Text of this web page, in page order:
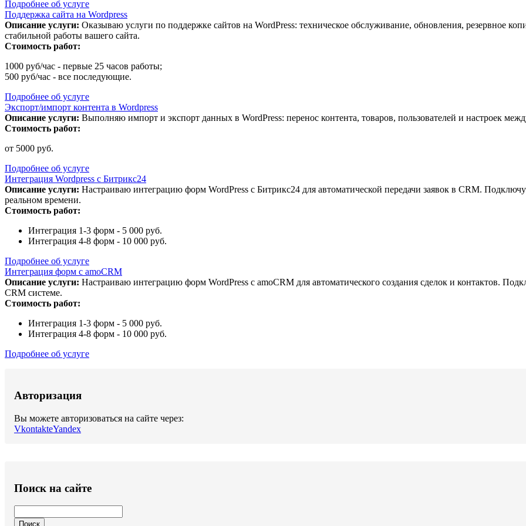
Подробнее об услуге
Поддержка сайта на Wordpress
Описание услуги: Оказываю услуги по поддержке сайтов на WordPress: техническое обслуживание, обновления, резервное
стабильной работы вашего сайта.
Стоимость работ:
1000 руб/час - первые 25 часов работы;
500 руб/час - все последующие.
Подробнее об услуге
Экспорт/импорт контента в Wordpress
Описание услуги: Выполняю импорт и экспорт данных в WordPress: перенос контента, товаров, пользователей и настроек
Стоимость работ:
от 5000 руб.
Подробнее об услуге
Интеграция Wordpress с Битрикс24
Описание услуги: Настраиваю интеграцию форм WordPress с Битрикс24 для автоматической передачи заявок в CRM.
реальном времени.
Стоимость работ:
Интеграция 1-3 форм - 5 000 руб.
Интеграция 4-8 форм - 10 000 руб.
Подробнее об услуге
Интеграция форм с amoCRM
Описание услуги: Настраиваю интеграцию форм WordPress с amoCRM для автоматического создания сделок и контактов.
CRM системе.
Стоимость работ:
Интеграция 1-3 форм - 5 000 руб.
Интеграция 4-8 форм - 10 000 руб.
Подробнее об услуге
Авторизация
Вы можете авторизоваться на сайте через:
VkontakteYandex
Поиск на сайте
Поиск